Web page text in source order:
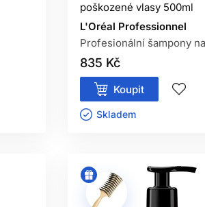
poškozené vlasy 500ml
L'Oréal Professionnel
Profesionální šampony
835 Kč
Koupit
Skladem ㅤ